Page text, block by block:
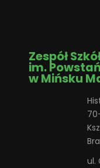
Zespół
im.
w Mińsku
ul.